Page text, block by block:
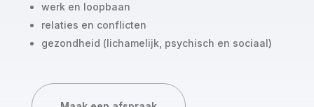
werk en loopbaan
relaties en conflicten
gezondheid (lichamelijk, psychisch en sociaal)